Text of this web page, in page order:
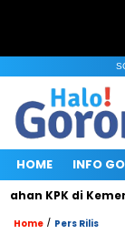
HOME INFO
KPK di
Home / Pers Rilis